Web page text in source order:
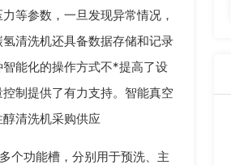
等参数，一旦发现异常情况，
清洗机还具备数据存储和记录
能化的操作方式不*提高了设
制提供了有力支持。智能真空
清洗机采购供应
个功能槽，分别用于预洗、主